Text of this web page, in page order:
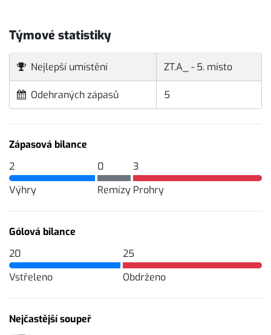
Týmové statistiky
Nejlepší umístění ZT.A_ - 5. místo
Odehraných zápasů 5
Zápasová bilance
2
Výhry
0
Remízy
3
Prohry
Gólová bilance
20
Vstřeleno
25
Obdrženo
Nejčastější soupeř